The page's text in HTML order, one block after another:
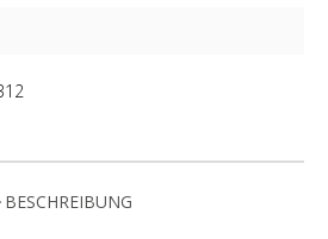
BESCHREIBUNG